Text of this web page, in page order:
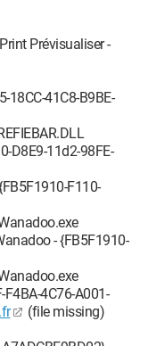
Prévisualiser -
18CC-41C8-B9BE-
D8E9-11d2-98FE-
F110-
- {FB5F1910-
4C76-A001-
(file missing)